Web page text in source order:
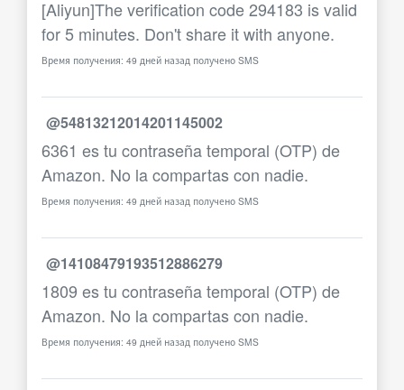
[Aliyun]The verification code 294183 is valid
for 5 minutes. Don't share it with anyone.
Время получения: 49 дней назад получено SMS
@54813212014201145002
6361 es tu contraseña temporal (OTP) de
Amazon. No la compartas con nadie.
Время получения: 49 дней назад получено SMS
@14108479193512886279
1809 es tu contraseña temporal (OTP) de
Amazon. No la compartas con nadie.
Время получения: 49 дней назад получено SMS